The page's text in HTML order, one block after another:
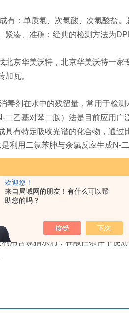
欢迎您！
来自局域网的朋友！有什么可以帮
助您的吗？
：单质氯、次氯酸、次氯酸盐。
紧凑、准确；经典的检测方法为
京华美沃特，北京华美沃特一家
加瓦。
剂在水中的残留量，常用于检测
基对苯二胺）法是目前应用广
具有特定吸收光谱的化合物，通过
用二氯苯胂与余氯反应生成N-
游离态氯和氯化物离子的总和，
总氯的检测，原理与余氯检测
含氯指示剂，在酸性条件下使